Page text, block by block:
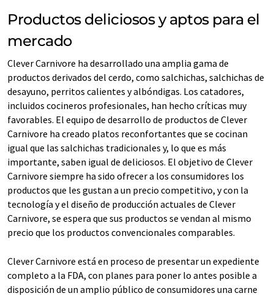
Productos deliciosos y aptos para el
mercado
Clever Carnivore ha desarrollado una amplia gama de
productos derivados del cerdo, como salchichas, salchichas de
desayuno, perritos calientes y albóndigas. Los catadores,
incluidos cocineros profesionales, han hecho críticas muy
favorables. El equipo de desarrollo de productos de Clever
Carnivore ha creado platos reconfortantes que se cocinan
igual que las salchichas tradicionales y, lo que es más
importante, saben igual de deliciosos. El objetivo de Clever
Carnivore siempre ha sido ofrecer a los consumidores los
productos que les gustan a un precio competitivo, y con la
tecnología y el diseño de producción actuales de Clever
Carnivore, se espera que sus productos se vendan al mismo
precio que los productos convencionales comparables.
Clever Carnivore está en proceso de presentar un expediente
completo a la FDA, con planes para poner lo antes posible a
disposición de un amplio público de consumidores una carne